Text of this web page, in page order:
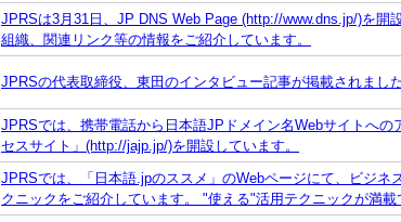
JPRSは3月31日、JP DNS Web Page (http://www.dns.jp/)を開
組織、関連リンク等の情報をご紹介しています。
JPRSの代表取締役、東田のインタビュー記事が掲載されました
JPRSでは、携帯電話から日本語JPドメイン名Webサイトへの
セスサイト」(http://jajp.jp/)を開設しています。
JPRSでは、「日本語.jpのススメ」のWebページにて、ビジネ
クニックをご紹介しています。 "使える"活用テクニックが満載